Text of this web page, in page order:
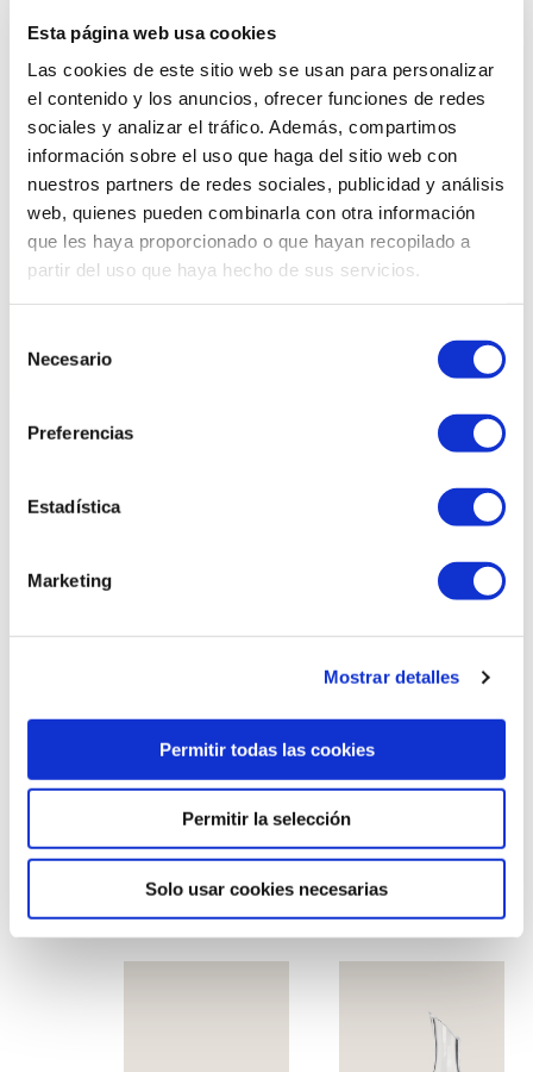
Esta página web usa cookies
Las cookies de este sitio web se usan para personalizar
el contenido y los anuncios, ofrecer funciones de redes
sociales y analizar el tráfico. Además, compartimos
información sobre el uso que haga del sitio web con
nuestros partners de redes sociales, publicidad y análisis
web, quienes pueden combinarla con otra información
que les haya proporcionado o que hayan recopilado a
partir del uso que haya hecho de sus servicios.
Necesario
Preferencias
Estadística
Marketing
Mostrar detalles
Permitir todas las cookies
Permitir la selección
Solo usar cookies necesarias
Back Next
Cold oval bucket